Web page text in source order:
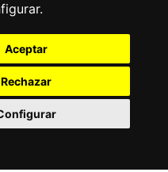
Aceptar
Rechazar
de
de
y